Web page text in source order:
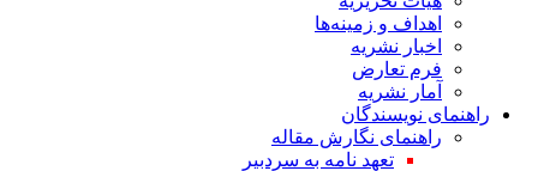
اهداف و زمینه‌ها
اخبار نشریه
فرم تعارض
آمار نشریه
راهنمای نویسندگان
راهنمای نگارش مقاله
تعهد نامه به سردبیر